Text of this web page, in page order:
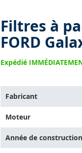
Filtres à
FORD
Expédié
s'adapte
les
véhicules
suivants:
Fabricant
Moteur
Année de construction